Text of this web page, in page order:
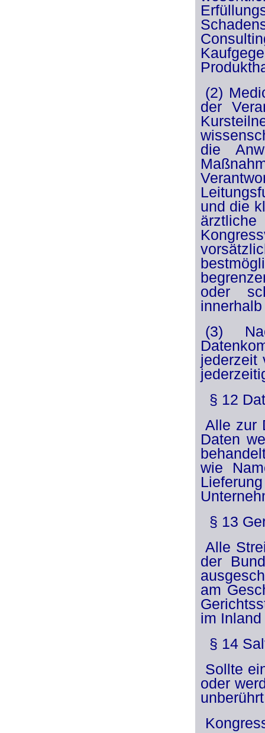
(2)
der
die
und die
oder
(3)
jederzeit
§ 12
Alle zur
Daten
wie
§ 13
Alle
der
am
im Inland
§ 14
Sollte
oder